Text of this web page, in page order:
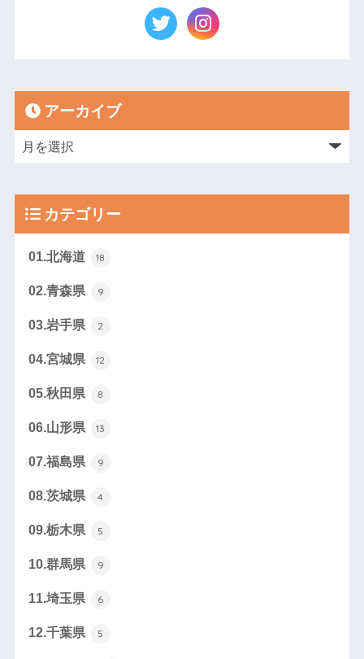
アーカイブ
カテゴリー
01.北海道 18
02.青森県 9
03.岩手県 2
04.宮城県 12
05.秋田県 8
06.山形県 13
07.福島県 9
08.茨城県 4
09.栃木県 5
10.群馬県 9
11.埼玉県 6
12.千葉県 5